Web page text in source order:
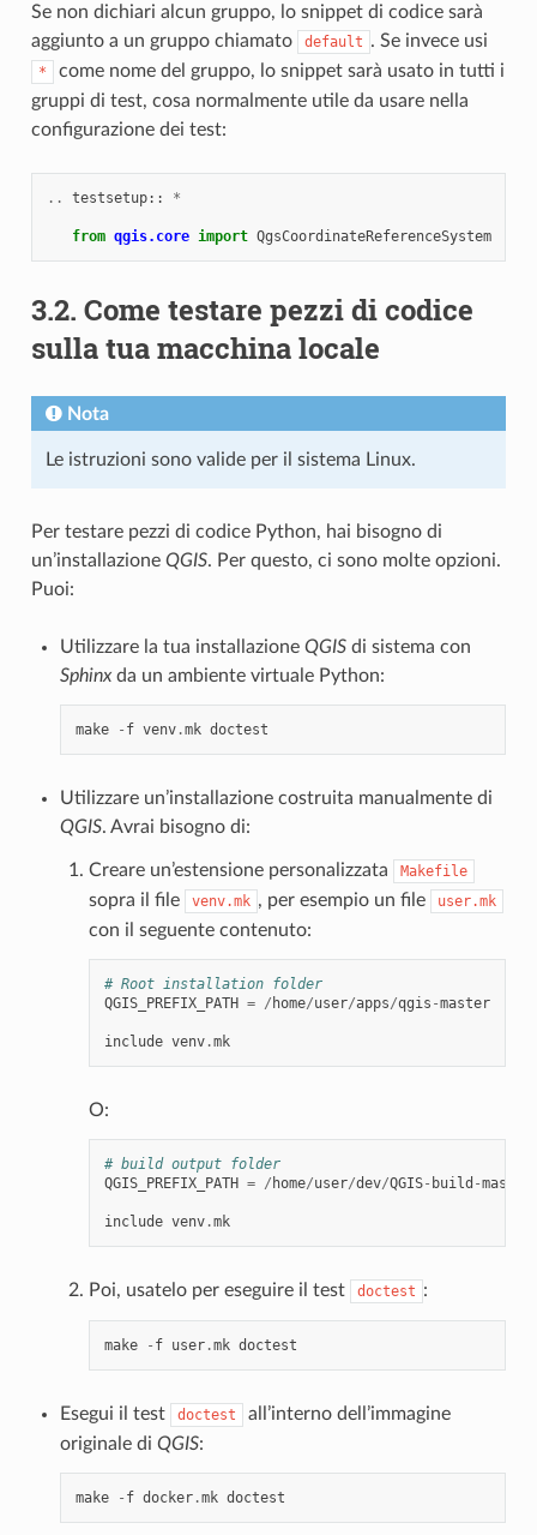
Se non dichiari alcun gruppo, lo snippet di codice sarà
aggiunto a un gruppo chiamato
default . Se invece usi
*
come nome del gruppo, lo snippet sarà usato in tutti i
gruppi di test, cosa normalmente utile da usare nella
configurazione dei test:
.. testsetup:: *
from qgis.core import QgsCoordinateReferenceSystem
3.2. Come testare pezzi di codice
sulla tua macchina locale
Nota
Le istruzioni sono valide per il sistema Linux.
Per testare pezzi di codice Python, hai bisogno di
un’installazione QGIS. Per questo, ci sono molte opzioni.
Puoi:
Utilizzare la tua installazione QGISdi sistema con
Sphinxda un ambiente virtuale Python:
make - f venv.mk doctest
Utilizzare un’installazione costruita manualmente di
QGIS. Avrai bisogno di:
Creare un’estensione personalizzata Makefile
sopra il file venv.mk , per esempio un file user.mk
con il seguente contenuto:
# Root installation folder
QGIS_PREFIX_PATH = / home/user/apps/qgis -master
include venv.mk
O:
# build output folder
QGIS_PREFIX_PATH = / home/user/dev/QGIS- build -master
include venv.mk
Poi, usatelo per eseguire il test doctest :
make - f user.mk doctest
Esegui il test doctest
all’interno dell’immagine
originale di QGIS:
make - f docker.mk doctest